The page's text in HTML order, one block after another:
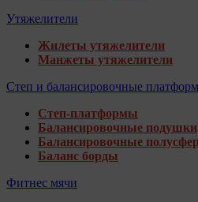
Утяжелители
Жилеты утяжелители
Манжеты утяжелители
Степ и балансировочные
Степ-платформы
Балансировочные подушки
Балансировочные
Баланс борды
Фитнес мячи